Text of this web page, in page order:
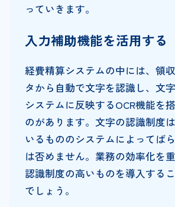
っていきます。
入力補助機能を活用する
経費精算システムの中には、領
タから自動で文字を認識し、文
システムに反映するOCR機能を
のがあります。文字の認識制度
いるもののシステムによってば
は否めません。業務の効率化を
認識制度の高いものを導入する
でしょう。